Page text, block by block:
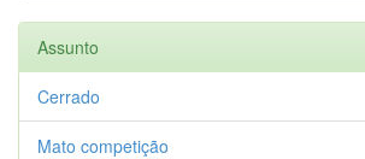
Assunto
Cerrado
Mato competição